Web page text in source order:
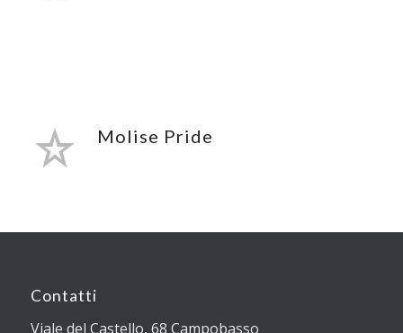
Molise Pride
Contatti
Viale del Castello, 68 Campobasso